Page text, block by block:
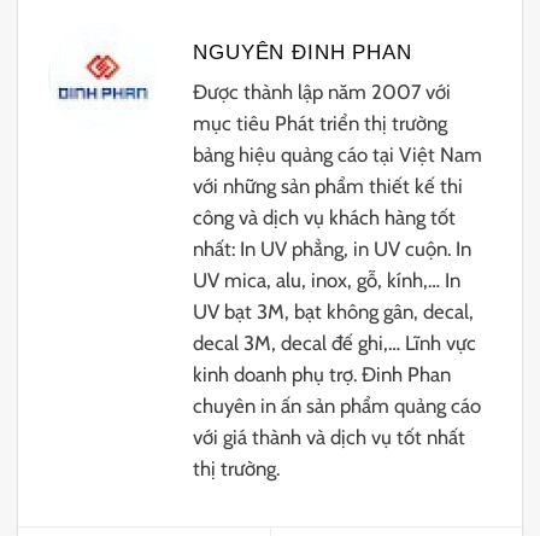
NGUYÊN ĐINH PHAN
Được thành lập năm 2007 với
mục tiêu Phát triển thị trường
bảng hiệu quảng cáo tại Việt Nam
với những sản phẩm thiết kế thi
công và dịch vụ khách hàng tốt
nhất: In UV phẳng, in UV cuộn. In
UV mica, alu, inox, gỗ, kính,… In
UV bạt 3M, bạt không gân, decal,
decal 3M, decal đế ghi,… Lĩnh vực
kinh doanh phụ trợ. Đinh Phan
chuyên in ấn sản phẩm quảng cáo
với giá thành và dịch vụ tốt nhất
thị trường.